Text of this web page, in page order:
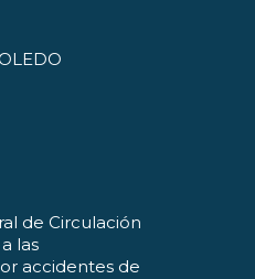
de Circulación
las
accidentes de